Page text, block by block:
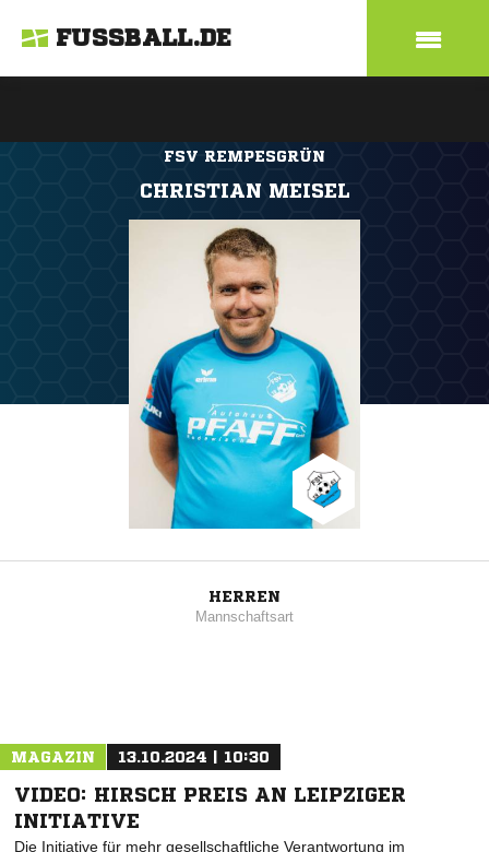
FUSSBALL.DE
FSV REMPESGRÜN
CHRISTIAN MEISEL
HERREN
Mannschaftsart
MAGAZIN 13.10.2024 | 10:30
VIDEO: HIRSCH PREIS AN LEIPZIGER
INITIATIVE
Die Initiative für mehr gesellschaftliche Verantwortung im